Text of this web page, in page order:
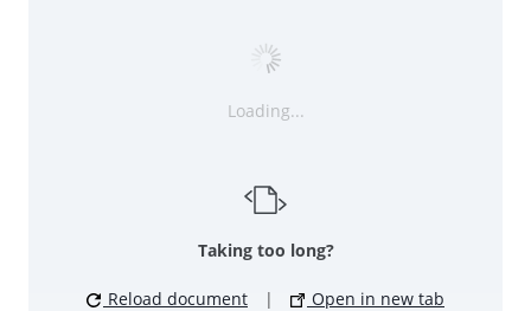
Loading...
Taking too long?
Reload document | Open in new tab